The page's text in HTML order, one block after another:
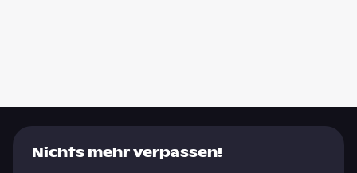
Nichts mehr verpassen!